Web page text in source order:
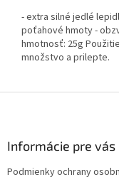
- extra silné jedlé
poťahové hmoty -
hmotnosť: 25g
množstvo a prilepte.
Informácie pre vás
Podmienky ochrany